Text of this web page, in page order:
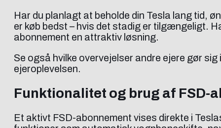
Har du planlagt at beholde din Tesla lang tid,
er køb bedst – hvis det stadig er tilgængeligt.
abonnement en attraktiv løsning.
Se også hvilke overvejelser andre ejere gør
ejeroplevelsen.
Funktionalitet og brug af FSD-
Et aktivt FSD-abonnement vises direkte i